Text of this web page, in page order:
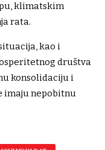
klimatskim
rata.
kao i
društva
konsolidaciju i
imaju nepobitnu